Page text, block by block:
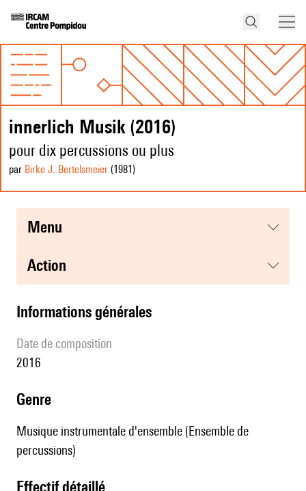
innerlich Musik (2016)
pour dix percussions ou plus
par Birke J. Bertelsmeier (1981 )
menu
action
informations générales
date de composition
2016
genre
Musique instrumentale d'ensemble (Ensemble de
percussions)
effectif détaillé